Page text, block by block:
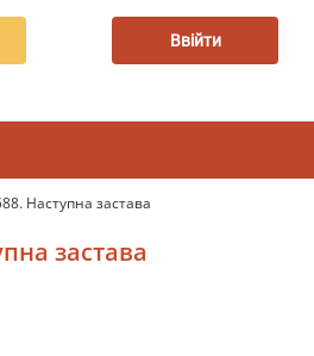
Ввійти
Наступна застава
застава